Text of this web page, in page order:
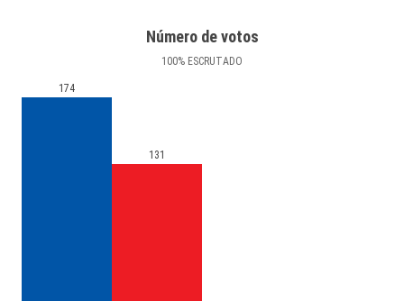
Número de votos
100% ESCRUTADO
174
131